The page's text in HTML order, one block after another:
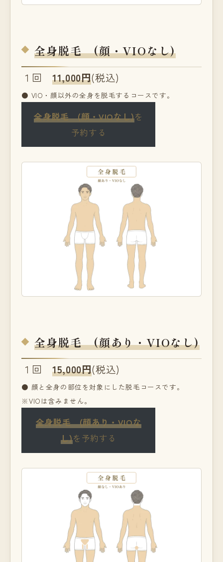
全身脱毛 (顔・VIOなし)
１回11,000円(税込)
● VIO・顔以外の全身を脱毛するコースです。
全身脱毛 (顔・VIOなし)を
予約する
全身脱毛 (顔あり・VIOなし)
１回15,000円(税込)
● 顔と全身の部位を対象にした脱毛コースです。
※VIOは含みません。
全身脱毛 (顔あり・VIOな
し)を予約する